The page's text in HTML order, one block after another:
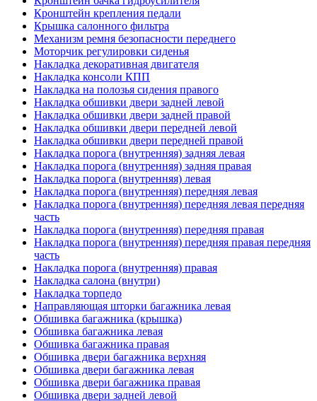
Кронштейн крепления педали
Крышка салонного фильтра
Механизм ремня безопасности переднего
Моторчик регулировки сиденья
Накладка декоративная двигателя
Накладка консоли КПП
Накладка на полозья сидения правого
Накладка обшивки двери задней левой
Накладка обшивки двери задней правой
Накладка обшивки двери передней левой
Накладка обшивки двери передней правой
Накладка порога (внутренняя) задняя левая
Накладка порога (внутренняя) задняя правая
Накладка порога (внутренняя) левая
Накладка порога (внутренняя) передняя левая
Накладка порога (внутренняя) передняя левая передняя
часть
Накладка порога (внутренняя) передняя правая
Накладка порога (внутренняя) передняя правая передняя
часть
Накладка порога (внутренняя) правая
Накладка салона (внутри)
Накладка торпедо
Направляющая шторки багажника левая
Обшивка багажника (крышка)
Обшивка багажника левая
Обшивка багажника правая
Обшивка двери багажника верхняя
Обшивка двери багажника левая
Обшивка двери багажника правая
Обшивка двери задней левой